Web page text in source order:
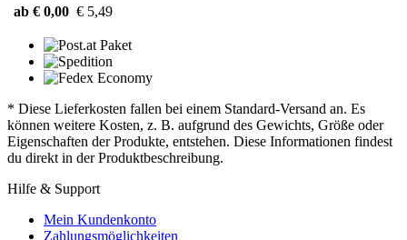
ab € 0,00 € 5,49
* Diese Lieferkosten fallen bei einem Standard-Versand an. Es
können weitere Kosten, z. B. aufgrund des Gewichts, Größe oder
Eigenschaften der Produkte, entstehen. Diese Informationen findest
du direkt in der Produktbeschreibung.
Hilfe & Support
Mein Kundenkonto
Zahlungsmöglichkeiten